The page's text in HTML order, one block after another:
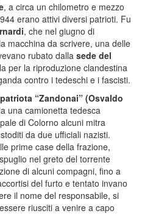
, a circa un chilometro e mezzo
erano attivi diversi patrioti. Fu
, che nel giugno di
macchina da scrivere, una delle
rubato dallasede del
per la riproduzione clandestina
contro i tedeschi e i fascisti.
patriota “Zandonai” (Osvaldo
una camionetta tedesca
di Colorno alcuni mitra
da due ufficiali nazisti.
prime case della frazione,
nel greto del torrente
di alcuni compagni, fino a
del furto e tentato invano
il nome del responsabile, si
riusciti a venire a capo